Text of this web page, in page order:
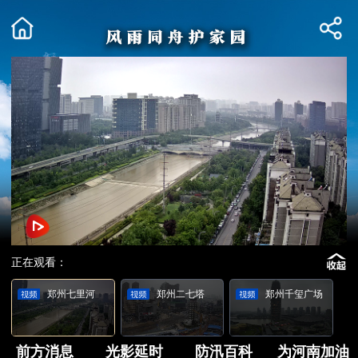
正在观看：
郑州七里河 郑州二七塔 郑州千玺广场
前方消息 光影延时 防汛百科 为河南加油